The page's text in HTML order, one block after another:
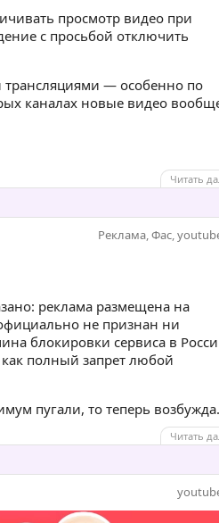
просмотр видео при
с просьбой отключить
трансляциями — особенно по
каналах новые видео
Читать
Реклама,Фас,
реклама размещена на
не признан ни
блокировки сервиса в
как полный запрет любой
пугали, то теперь
Читать